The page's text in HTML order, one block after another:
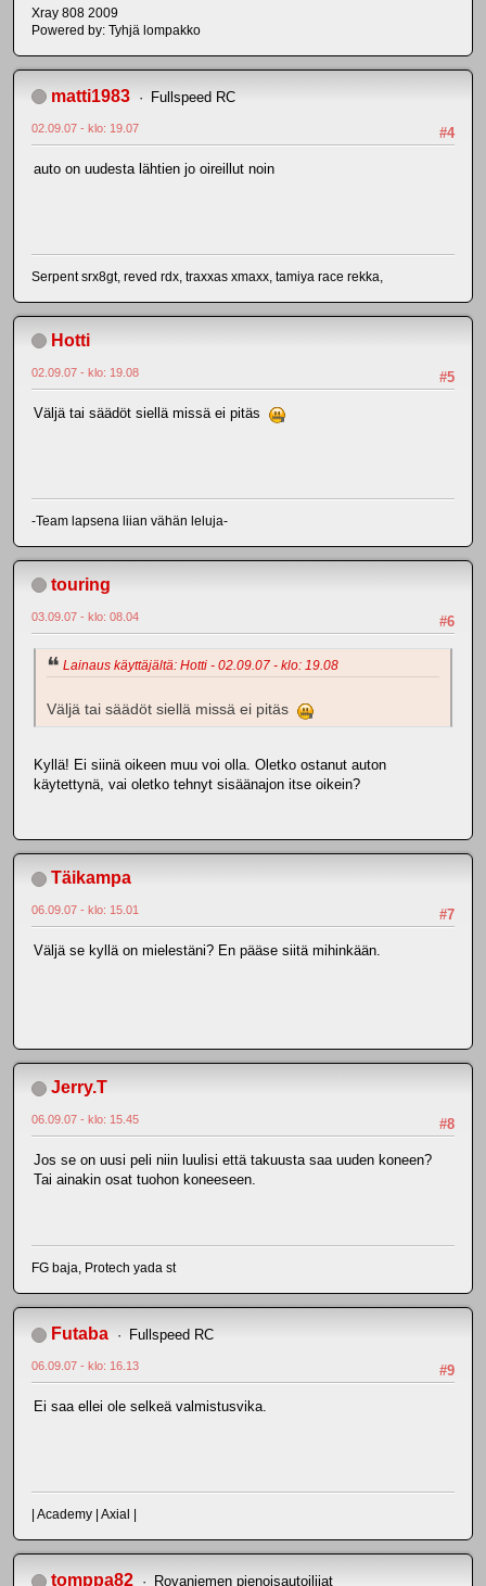
Xray 808 2009
Powered by: Tyhjä lompakko
matti1983 Fullspeed RC
#4
02.09.07 - klo: 19.07
auto on uudesta lähtien jo oireillut noin
Serpent srx8gt, reved rdx, traxxas xmaxx, tamiya race rekka,
Hotti
#5
02.09.07 - klo: 19.08
Väljä tai säädöt siellä missä ei pitäs
-Team lapsena liian vähän leluja-
touring
#6
03.09.07 - klo: 08.04
Lainaus käyttäjältä: Hotti - 02.09.07 - klo: 19.08
Väljä tai säädöt siellä missä ei pitäs
Kyllä! Ei siinä oikeen muu voi olla. Oletko ostanut auton
käytettynä, vai oletko tehnyt sisäänajon itse oikein?
Täikampa
#7
06.09.07 - klo: 15.01
Väljä se kyllä on mielestäni? En pääse siitä mihinkään.
Jerry.T
#8
06.09.07 - klo: 15.45
Jos se on uusi peli niin luulisi että takuusta saa uuden koneen?
Tai ainakin osat tuohon koneeseen.
FG baja, Protech yada st
Futaba Fullspeed RC
#9
06.09.07 - klo: 16.13
Ei saa ellei ole selkeä valmistusvika.
| Academy | Axial |
tomppa82 Rovaniemen pienoisautoilijat